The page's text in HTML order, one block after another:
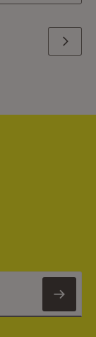
Weiter